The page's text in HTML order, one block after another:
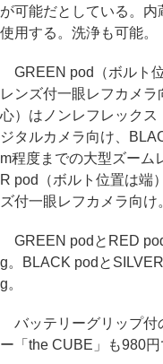
が可能だとしている。
使用する。洗浄も可能。
GREEN pod（ボルト
レンズ付一眼レフカメ
心）はノンレフレック
ジタルカメラ向け、
m程度までの大型ズーム
R pod（ボルト位置は端
ズ付一眼レフカメラ向け
GREEN podとRED
g。BLACK podと
g。
バッテリーグリップ付
ー「the CUBE」も980円